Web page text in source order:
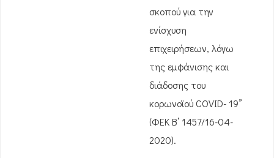
σκοπού για την
ενίσχυση
επιχειρήσεων, λόγω
της εμφάνισης και
διάδοσης του
κορωνοϊού COVID- 19”
(ΦΕΚ Β’ 1457/16-04-
2020).